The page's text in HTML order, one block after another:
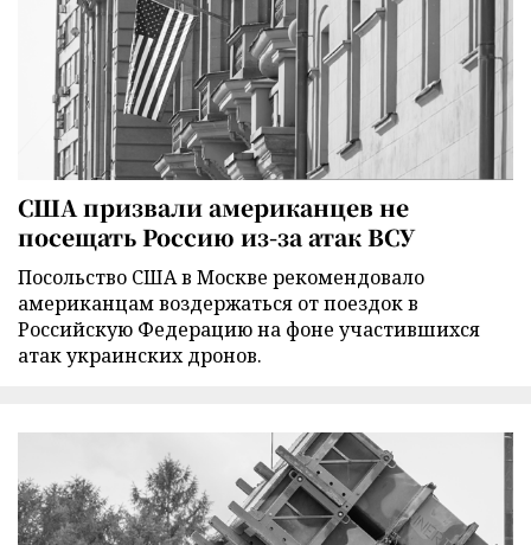
США призвали американцев не
посещать Россию из-за атак ВСУ
Посольство США в Москве рекомендовало
американцам воздержаться от поездок в
Российскую Федерацию на фоне участившихся
атак украинских дронов.